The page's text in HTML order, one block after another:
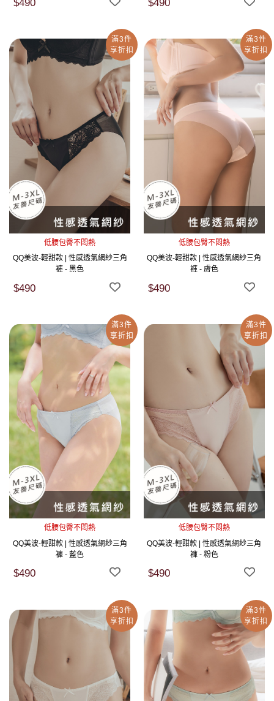
$490 $490
滿3件
享折扣
低腰包臀不悶熱
QQ美波-輕甜款 | 性感透氣網紗三角
褲 - 黑色
$490
滿3件
享折扣
低腰包臀不悶熱
QQ美波-輕甜款 | 性感透氣網紗三角
褲 - 膚色
$490
滿3件
享折扣
低腰包臀不悶熱
QQ美波-輕甜款 | 性感透氣網紗三角
褲 - 藍色
$490
滿3件
享折扣
低腰包臀不悶熱
QQ美波-輕甜款 | 性感透氣網紗三角
褲 - 粉色
$490
滿3件
享折扣
滿3件
享折扣